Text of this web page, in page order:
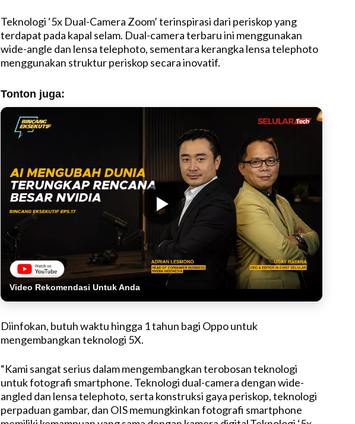
Teknologi ‘5x Dual-Camera Zoom’ terinspirasi dari periskop yang
terdapat pada kapal selam. Dual-camera terbaru ini menggunakan
wide-angle dan lensa telephoto, sementara kerangka lensa telephoto
menggunakan struktur periskop secara inovatif.
Tonton juga:
Video Rekomendasi Untuk Anda
Diinfokan, butuh waktu hingga 1 tahun bagi Oppo untuk
mengembangkan teknologi 5X.
“Kami sangat serius dalam mengembangkan terobosan teknologi
untuk fotografi smartphone. Teknologi dual-camera dengan wide-
angled dan lensa telephoto, serta konstruksi gaya periskop, teknologi
perpaduan gambar, dan OIS memungkinkan fotografi smartphone